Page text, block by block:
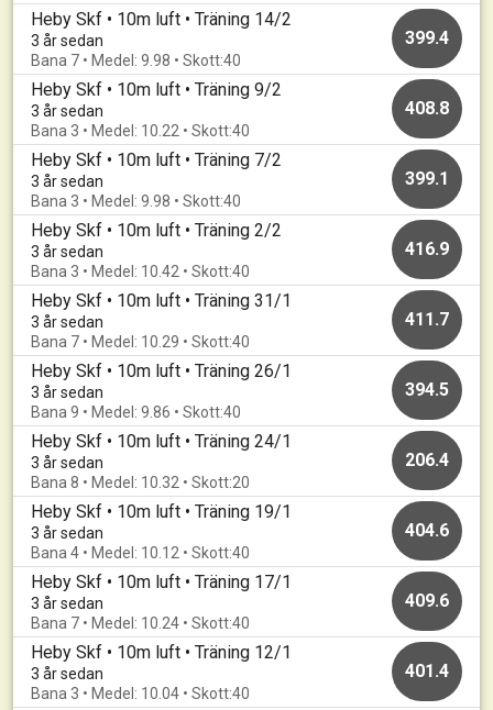
Heby Skf • 10m luft • Träning 14/2
3 år sedan
Bana 7 • Medel: 9.98 • Skott:40
399.4
Heby Skf • 10m luft • Träning 9/2
3 år sedan
Bana 3 • Medel: 10.22 • Skott:40
408.8
Heby Skf • 10m luft • Träning 7/2
3 år sedan
Bana 3 • Medel: 9.98 • Skott:40
399.1
Heby Skf • 10m luft • Träning 2/2
3 år sedan
Bana 3 • Medel: 10.42 • Skott:40
416.9
Heby Skf • 10m luft • Träning 31/1
3 år sedan
Bana 7 • Medel: 10.29 • Skott:40
411.7
Heby Skf • 10m luft • Träning 26/1
3 år sedan
Bana 9 • Medel: 9.86 • Skott:40
394.5
Heby Skf • 10m luft • Träning 24/1
3 år sedan
Bana 8 • Medel: 10.32 • Skott:20
206.4
Heby Skf • 10m luft • Träning 19/1
3 år sedan
Bana 4 • Medel: 10.12 • Skott:40
404.6
Heby Skf • 10m luft • Träning 17/1
3 år sedan
Bana 7 • Medel: 10.24 • Skott:40
409.6
Heby Skf • 10m luft • Träning 12/1
3 år sedan
Bana 3 • Medel: 10.04 • Skott:40
401.4